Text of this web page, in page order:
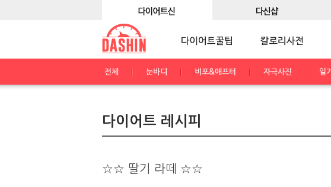
전체 눈바디 비포&애프터 자극사진 일기
다이어트 레시피
☆☆ 딸기 라떼 ☆☆